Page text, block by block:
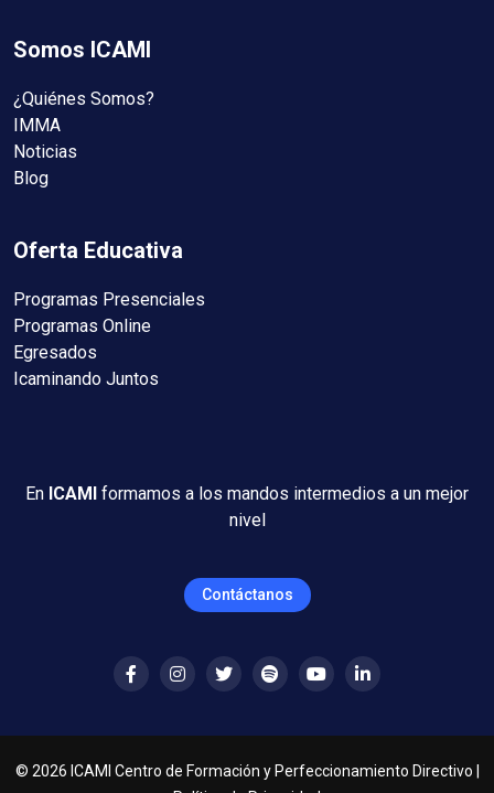
Somos ICAMI
¿Quiénes Somos?
IMMA
Noticias
Blog
Oferta Educativa
Programas Presenciales
Programas Online
Egresados
Icaminando Juntos
En ICAMI formamos a los mandos intermedios a un mejor
nivel
Contáctanos
© 2026 ICAMI Centro de Formación y Perfeccionamiento Directivo |